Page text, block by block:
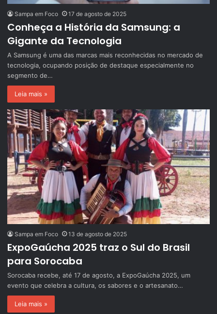
Sampa em Foco 17 de agosto de 2025
Conheça a História da Samsung: a
Gigante da Tecnologia
A Samsung é uma das marcas mais reconhecidas no mercado de
tecnologia, ocupando posição de destaque especialmente no
segmento de…
Leia mais »
Sampa em Foco 13 de agosto de 2025
ExpoGaúcha 2025 traz o Sul do Brasil
para Sorocaba
Sorocaba recebe, até 17 de agosto, a ExpoGaúcha 2025, um
evento que celebra a cultura, os sabores e o artesanato…
Leia mais »